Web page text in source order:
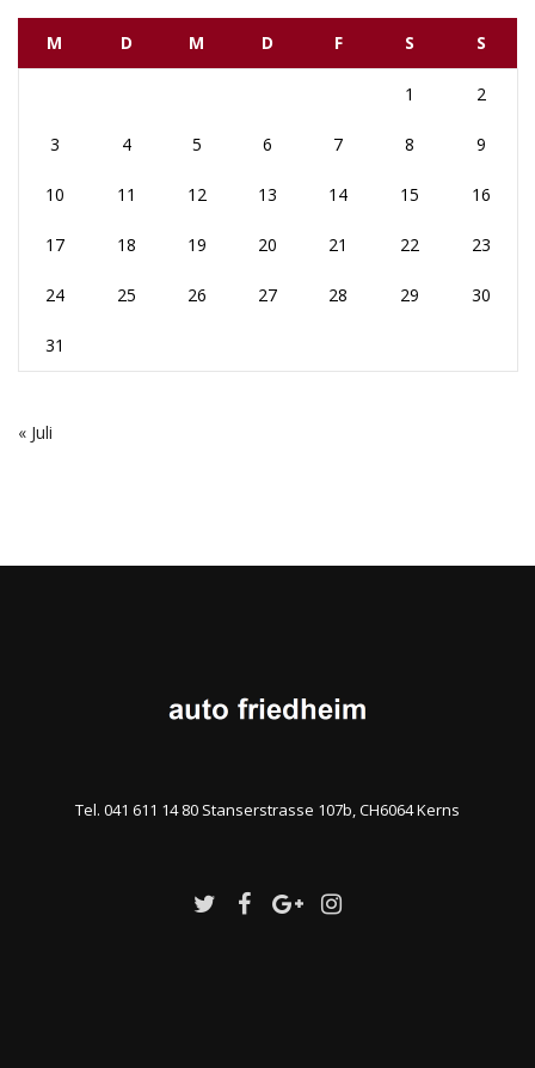
M D M D F S S
1 2
3 4 5 6 7 8 9
10 11 12 13 14 15 16
17 18 19 20 21 22 23
24 25 26 27 28 29 30
31
« Juli
Tel. 041 611 14 80 Stanserstrasse 107b, CH6064 Kerns